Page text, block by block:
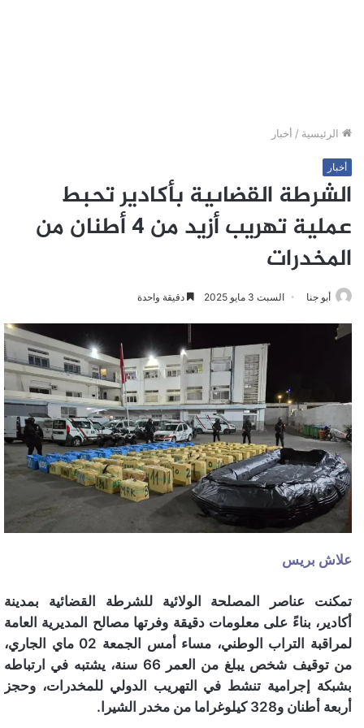
الرئيسية / أخبار
أخبار
الشرطة القضاىية بأكادير تحبط
عملية تهريب أزيد من 4 أطنان من
المخدرات
أبو جنا السبت 3 مايو 2025 دقيقة واحدة
علاش بريس
تمكنت عناصر المصلحة الولائية للشرطة القضائية بمدينة
أكادير، بناءً على معلومات دقيقة وفرتها مصالح المديرية العامة
لمراقبة التراب الوطني، مساء أمس الجمعة 02 ماي الجاري،
من توقيف شخص يبلغ من العمر 66 سنة، يشتبه في ارتباطه
بشبكة إجرامية تنشط في التهريب الدولي للمخدرات، وحجز
أربعة أطنان و328 كيلوغراما من مخدر الشيرا.